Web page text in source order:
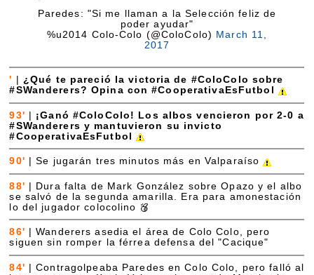
Paredes: "Si me llaman a la Selección feliz de
poder ayudar"
%u2014 Colo-Colo (@ColoColo) March 11,
2017
'
¿Qué te pareció la victoria de #ColoColo sobre
#SWanderers? Opina con #CooperativaEsFutbol
93'
¡Ganó #ColoColo! Los albos vencieron por 2-0 a
#SWanderers y mantuvieron su invicto
#CooperativaEsFutbol
90' |Se jugarán tres minutos más en Valparaíso
88'
Dura falta de Mark González sobre Opazo y el albo
se salvó de la segunda amarilla. Era para amonestación
lo del jugador colocolino
86' |Wanderers asedia el área de Colo Colo, pero
siguen sin romper la férrea defensa del "Cacique"
84' |Contragolpeaba Paredes en Colo Colo, pero falló al